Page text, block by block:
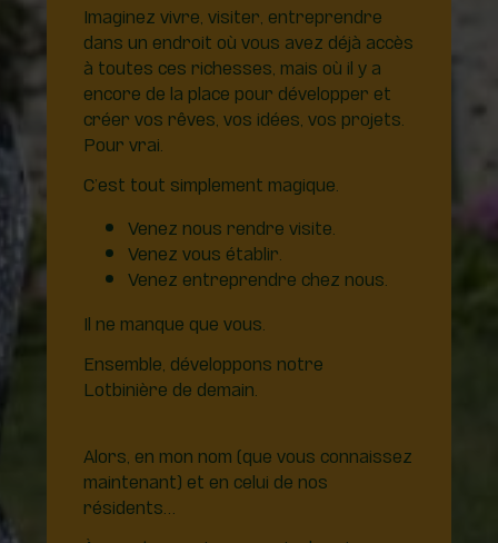
Imaginez vivre, visiter, entreprendre
dans un endroit où vous avez déjà accès
à toutes ces richesses, mais où il y a
encore de la place pour développer et
créer vos rêves, vos idées, vos projets.
Pour vrai.
C’est tout simplement magique.
Venez nous rendre visite.
Venez vous établir.
Venez entreprendre chez nous.
Il ne manque que vous.
Ensemble, développons notre
Lotbinière de demain.
Alors, en mon nom (que vous connaissez
maintenant) et en celui de nos
résidents…